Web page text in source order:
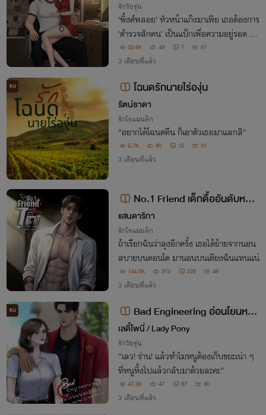
รักวัยรุ่น
'พิ้งค์พลอย' หัวหน้าแก๊งมาเฟีย เธอต้องการ
'ตำรวจสักคน' เป็นแบ็กเพื่อความอยู่รอด แล
ะเหยื่อในแผนนี้ก็ดันเป็น “เตช” เตชธร งานนี้
เธอเลยต้องยั่วให้หนัก หากได้เขาเป็นแฟน เ
32.6K 49 7 81
3 เดือนที่แล้ว
จบ โฉนดรักนายไร่องุ่น
รัตน์ธาดา
รักโรแมนติก
"อยากได้โฉนดคืน ก็เอาตัวเธอมาแลกสิ"
6.7K 80 12 31
3 เดือนที่แล้ว
No.1 Friend เด็กดื้ออันดับหนึ่ง
ของไค (มีอีบุ๊ก+ภาพประกอบ)
แสนดาริกา
รักโรแมนติก
ถ้าเรียกฉันว่าลุงอีกครั้ง เธอได้ย้ายจากนอน
สบายบนคอนโด มานอนบนเตียงฉันแทนแน่
144.5K 312 229 48
3 เดือนที่แล้ว
จบ
Bad Engineering อ่อนโยนหน่อ
ยสิพี่คิง
เลดี้โพนี่ / Lady Pony
รักวัยรุ่น
“เลว! ร่าน! แล้วทำไมหนูต้องเก็บขยะเน่า ๆ
ที่หนูทิ้งไปแล้วกลับมาด้วยละคะ”
47.3K 47 87 30
3 เดือนที่แล้ว